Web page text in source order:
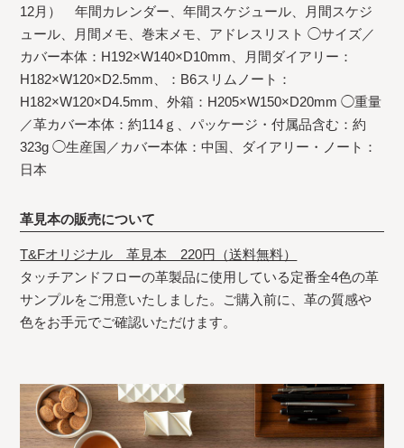
12月） 年間カレンダー、年間スケジュール、月間スケジ
ュール、月間メモ、巻末メモ、アドレスリスト ◯サイズ／
カバー本体：H192×W140×D10mm、月間ダイアリー：
H182×W120×D2.5mm、：B6スリムノート：
H182×W120×D4.5mm、外箱：H205×W150×D20mm ◯重量
／革カバー本体：約114ｇ、パッケージ・付属品含む：約
323g ◯生産国／カバー本体：中国、ダイアリー・ノート：
日本
革見本の販売について
T&Fオリジナル 革見本 220円（送料無料）
タッチアンドフローの革製品に使用している定番全4色の革
サンプルをご用意いたしました。ご購入前に、革の質感や
色をお手元でご確認いただけます。